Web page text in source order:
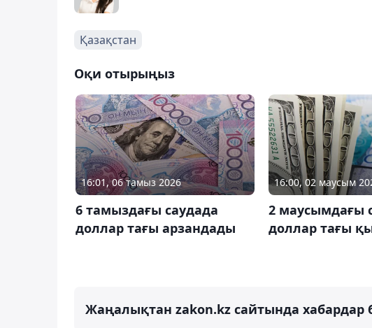
Қазақстан
Оқи отырыңыз
16:01, 06 тамыз 2026
6 тамыздағы саудада
доллар тағы арзандады
16:00, 02 маусым
2 маусымдағы
доллар тағы
Жаңалықтан zakon.kz сайтында хабардар